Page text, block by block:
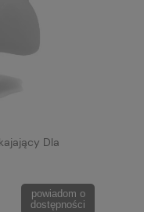
Dla
powiadom o
dostępności